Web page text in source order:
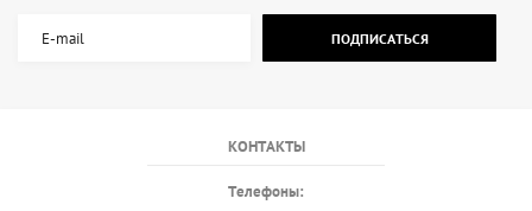
ПОДПИСАТЬСЯ
КОНТАКТЫ
Телефоны: